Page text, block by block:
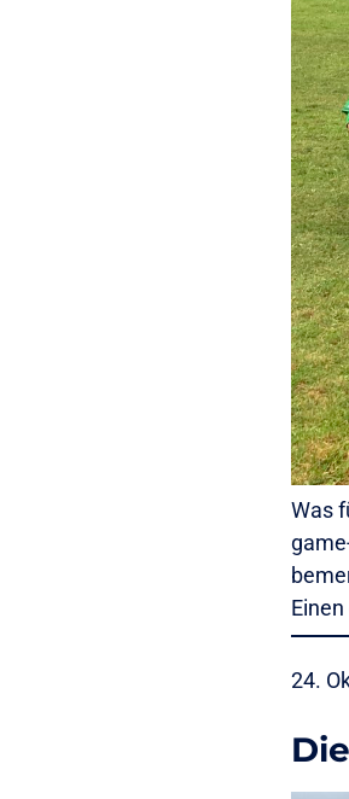
Was
24.